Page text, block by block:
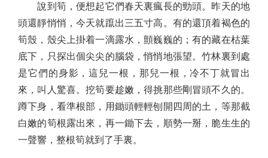
說到筍，便想起它們春天裏瘋長的勁頭。昨天的地
頭還靜悄悄，今天就躥出三五寸高。有的還頂着褐色的
筍殼，殼尖上掛着一滴露水，顫巍巍的；有的藏在枯葉
底下，只探出個尖尖的腦袋，悄悄地張望。竹林裏到處
是它們的身影，這兒一根，那兒一根，冷不丁就冒出
來，叫人驚喜。挖筍要趁嫩，得挑那些剛冒頭不久的。
蹲下身，看準根部，用鋤頭輕輕刨開四周的土，等那截
白嫩的筍根露出來，再一鋤下去，順勢一掰，脆生生的
一聲響，整根筍就到了手裏。